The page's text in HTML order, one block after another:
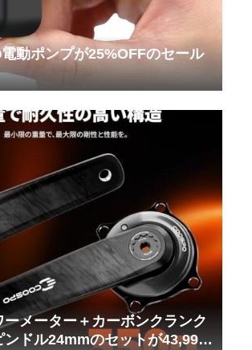
動ポンプが25%OFFのセール
ーメーター＋カーボンクランク
ンドル24mmのセットが43,999